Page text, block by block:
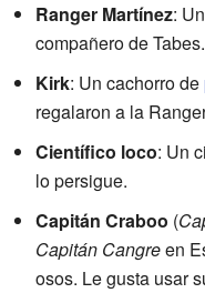
Ranger Martínez:
compañero de Tabes.
Kirk: Un cachorro de
regalaron a la
Científico loco: Un
lo persigue.
Capitán Craboo (
Capitán Cangreen
osos. Le gusta usar